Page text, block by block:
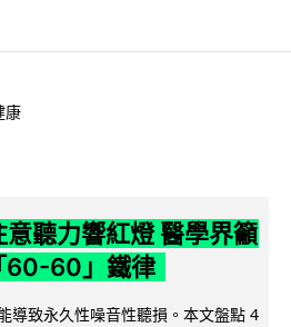
康
聽力響紅燈 醫學界籲
60-60」鐵律
導致永久性噪音性聽損。本文盤點 4